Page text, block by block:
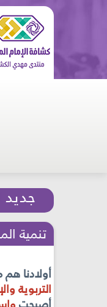
جديد
تنمية
أولادنا
التربوية